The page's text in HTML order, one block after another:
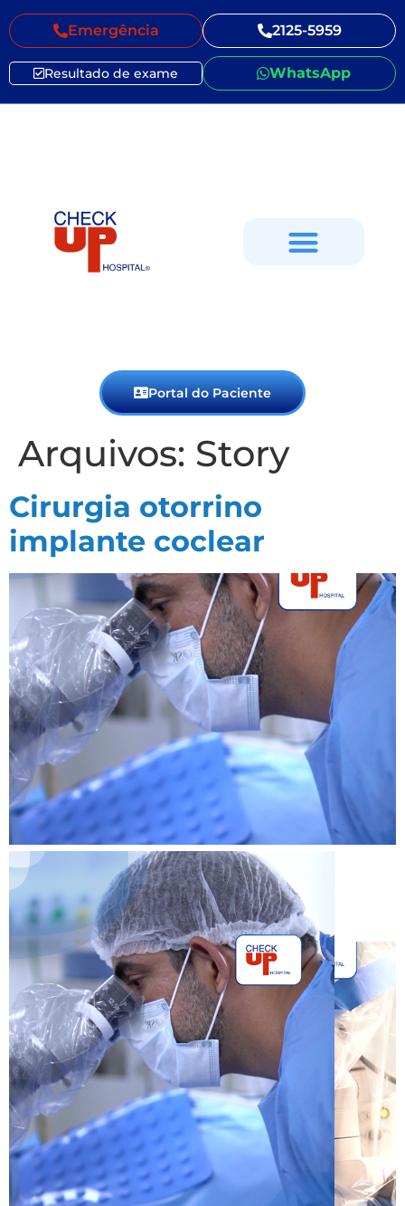
Emergência 2125-5959
Resultado de exame WhatsApp
Portal do Paciente
Arquivos: Story
Cirurgia otorrino
implante coclear
Cirurgia urológica de
varicocele